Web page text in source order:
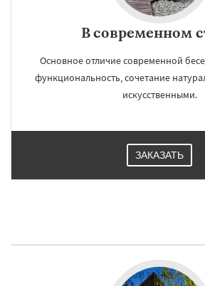
В современном
Основное отличие современной
функциональность, сочетание
искусственными.
ЗАКАЗАТЬ